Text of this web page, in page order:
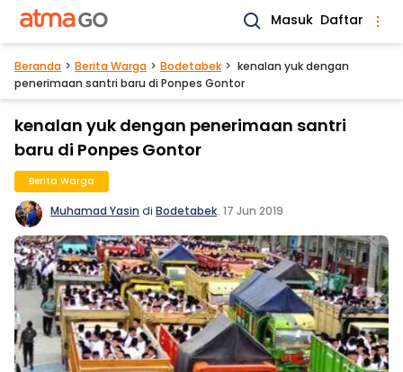
Masuk Daftar
Beranda Berita Warga Bodetabek
kenalan yuk dengan
penerimaan santri baru di Ponpes Gontor
kenalan yuk dengan penerimaan santri
baru di Ponpes Gontor
Berita Warga
Muhamad Yasin di Bodetabek. 17 Jun 2019